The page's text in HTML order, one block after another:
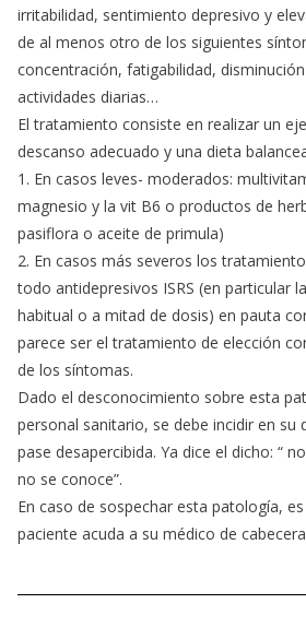
irritabilidad, sentimiento depresivo y
de al menos otro de los siguientes
concentración, fatigabilidad,
actividades diarias…
El tratamiento consiste en realizar un
descanso adecuado y una dieta
1. En casos leves- moderados:
magnesio y la vit B6 o productos de
pasiflora o aceite de primula)
2. En casos más severos los
todo antidepresivos ISRS (en particular
habitual o a mitad de dosis) en pauta
parece ser el tratamiento de elección
de los síntomas.
Dado el desconocimiento sobre esta
personal sanitario, se debe incidir en su
pase desapercibida. Ya dice el dicho: “
no se conoce”.
En caso de sospechar esta patología,
paciente acuda a su médico de